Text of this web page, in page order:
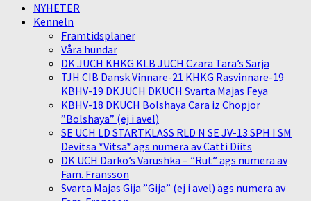
NYHETER
Kenneln
Framtidsplaner
Våra hundar
DK JUCH KHKG KLB JUCH Czara Tara’s Sarja
TJH CIB Dansk Vinnare-21 KHKG Rasvinnare-19
KBHV-19 DKJUCH DKUCH Svarta Majas Feya
KBHV-18 DKUCH Bolshaya Cara iz Chopjor
”Bolshaya” (ej i avel)
SE UCH LD STARTKLASS RLD N SE JV-13 SPH I SM
Devitsa *Vitsa* ägs numera av Catti Diits
DK UCH Darko’s Varushka – ”Rut” ägs numera av
Fam. Fransson
Svarta Majas Gija ”Gija” (ej i avel) ägs numera av